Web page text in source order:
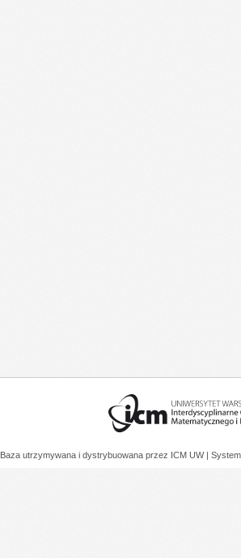
Baza utrzymywana i dystrybuowana przez ICM UW |